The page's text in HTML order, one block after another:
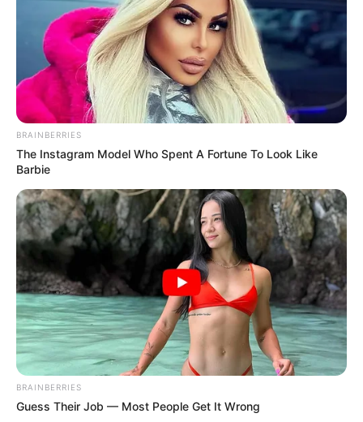
BRAINBERRIES
The Instagram Model Who Spent A Fortune To Look Like
Barbie
BRAINBERRIES
Guess Their Job — Most People Get It Wrong